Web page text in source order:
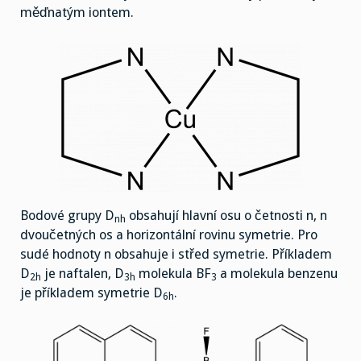
měďnatým iontem.
Bodové grupy Dnh obsahují hlavní osu o četnosti n, n
dvoučetných os a horizontální rovinu symetrie. Pro
sudé hodnoty n obsahuje i střed symetrie. Příkladem
D2h je naftalen, D3h molekula BF3 a molekula benzenu
je příkladem symetrie D6h.